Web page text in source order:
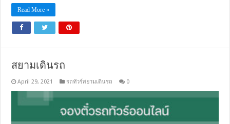
Read More »
สยามเดินรถ
April 29, 2021 รถทัวร์สยามเดินรถ 0